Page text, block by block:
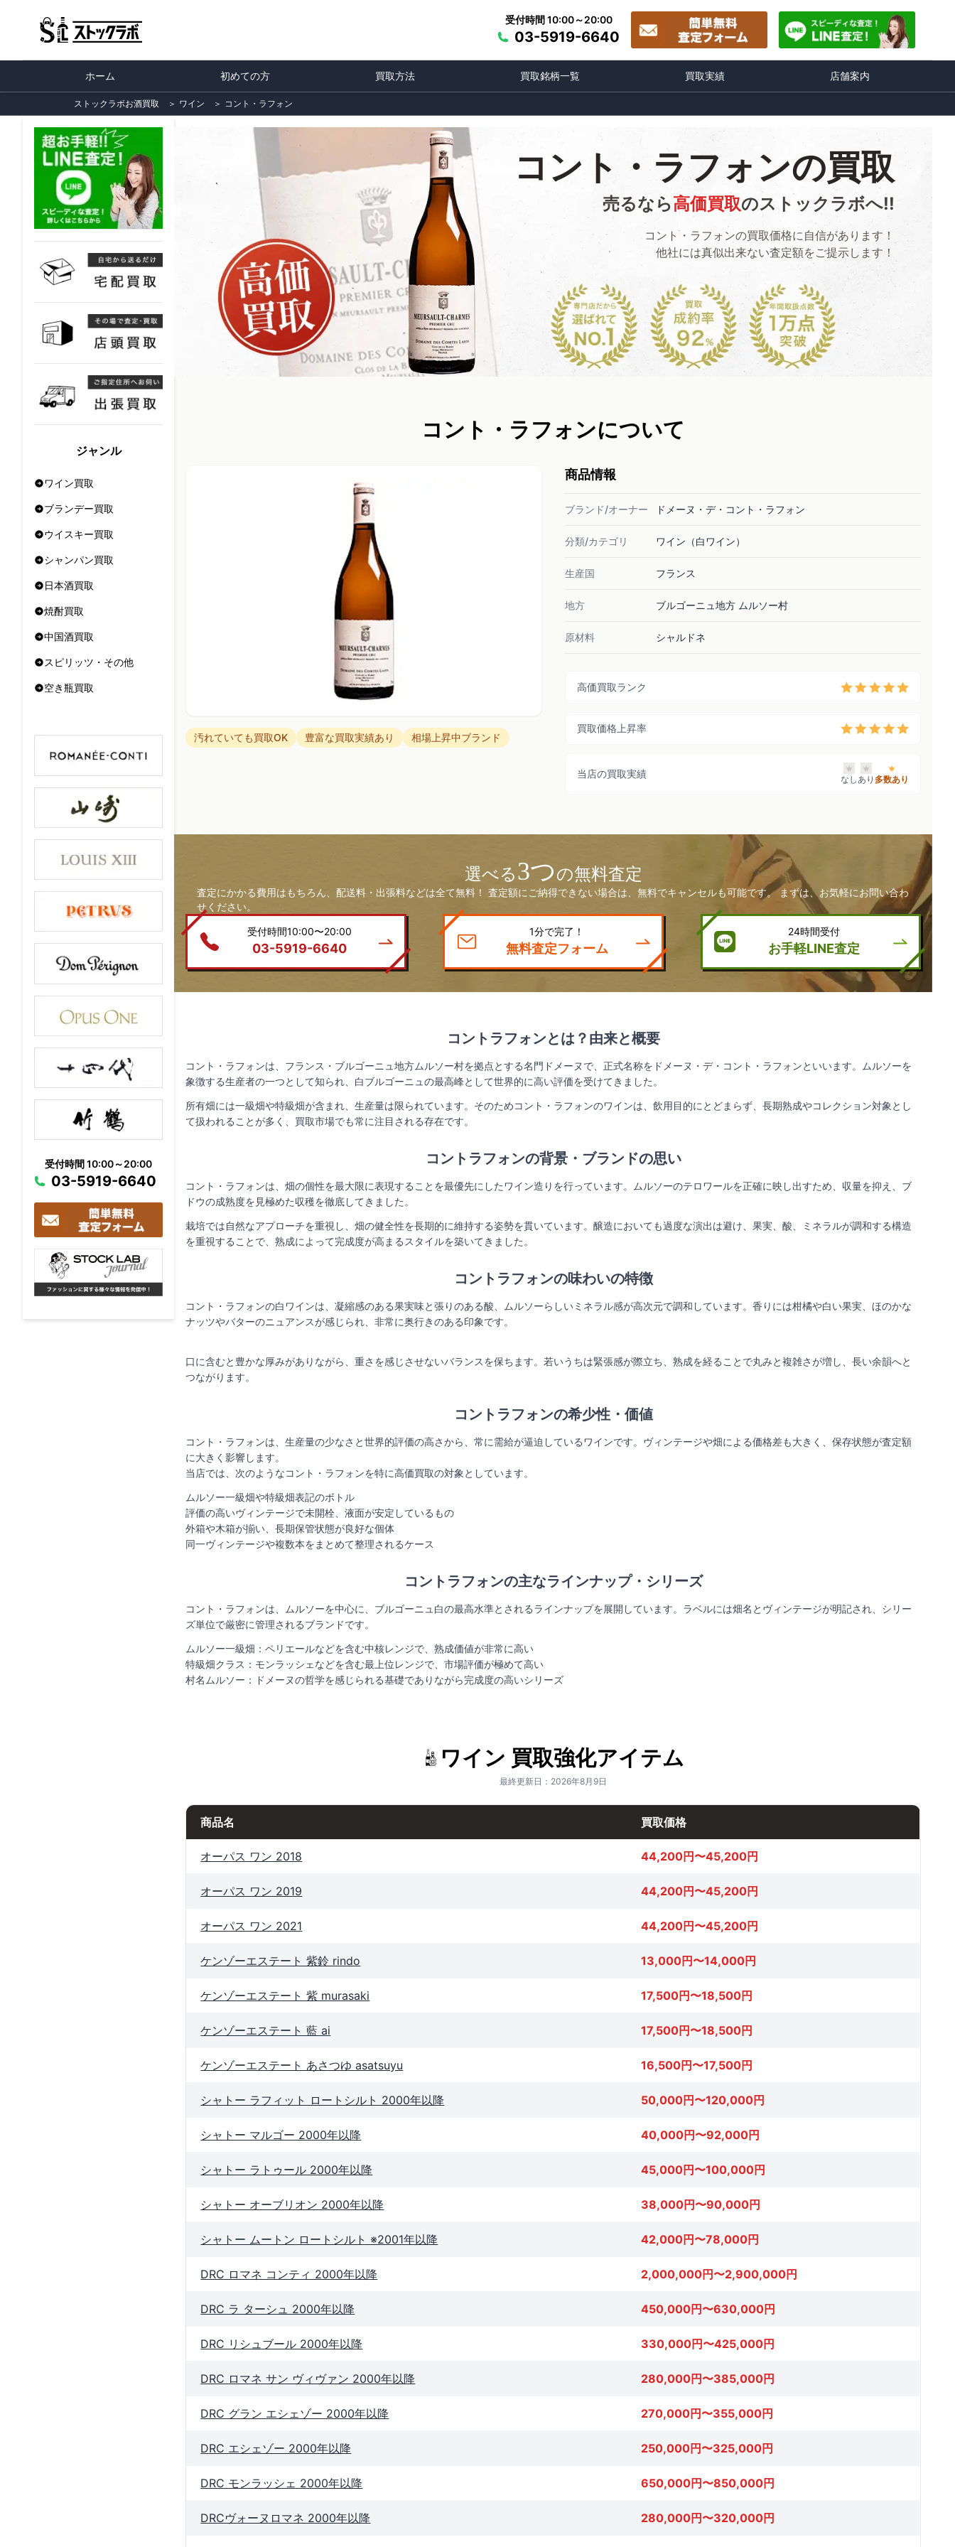
受付時間 10:00～20:00
03-5919-6640
ホーム 初めての方 買取方法 買取銘柄一覧 買取実績 店舗案内
ストックラボお酒買取 ＞ ワイン ＞ コント・ラフォン
ジャンル
ワイン買取
ブランデー買取
ウイスキー買取
シャンパン買取
日本酒買取
焼酎買取
中国酒買取
スピリッツ・その他
空き瓶買取
受付時間 10:00～20:00
03-5919-6640
コント・ラフォンの買取
売るなら高価買取のストックラボへ!!
コント・ラフォンの買取価格に自信があります！
他社には真似出来ない査定額をご提示します！
コント・ラフォンについて
汚れていても買取OK 豊富な買取実績あり 相場上昇中ブランド
商品情報
ブランド/オーナー ドメーヌ・デ・コント・ラフォン
分類/カテゴリ ワイン（白ワイン）
生産国 フランス
地方 ブルゴーニュ地方 ムルソー村
原材料 シャルドネ
高価買取ランク
買取価格上昇率
当店の買取実績 なし あり 多数あり
選べる3つの無料査定
査定にかかる費用はもちろん、配送料・出張料などは全て無料！ 査定額にご納得できない場合は、無料でキャンセルも可能です。 まずは、お気軽にお問い合わ
せください。
受付時間10:00〜20:00
03-5919-6640
1分で完了！
無料査定フォーム
24時間受付
お手軽LINE査定
コントラフォンとは？由来と概要
コント・ラフォンは、フランス・ブルゴーニュ地方ムルソー村を拠点とする名門ドメーヌで、正式名称をドメーヌ・デ・コント・ラフォンといいます。ムルソーを
象徴する生産者の一つとして知られ、白ブルゴーニュの最高峰として世界的に高い評価を受けてきました。
所有畑には一級畑や特級畑が含まれ、生産量は限られています。そのためコント・ラフォンのワインは、飲用目的にとどまらず、長期熟成やコレクション対象とし
て扱われることが多く、買取市場でも常に注目される存在です。
コントラフォンの背景・ブランドの思い
コント・ラフォンは、畑の個性を最大限に表現することを最優先にしたワイン造りを行っています。ムルソーのテロワールを正確に映し出すため、収量を抑え、ブ
ドウの成熟度を見極めた収穫を徹底してきました。
栽培では自然なアプローチを重視し、畑の健全性を長期的に維持する姿勢を貫いています。醸造においても過度な演出は避け、果実、酸、ミネラルが調和する構造
を重視することで、熟成によって完成度が高まるスタイルを築いてきました。
コントラフォンの味わいの特徴
コント・ラフォンの白ワインは、凝縮感のある果実味と張りのある酸、ムルソーらしいミネラル感が高次元で調和しています。香りには柑橘や白い果実、ほのかな
ナッツやバターのニュアンスが感じられ、非常に奥行きのある印象です。
口に含むと豊かな厚みがありながら、重さを感じさせないバランスを保ちます。若いうちは緊張感が際立ち、熟成を経ることで丸みと複雑さが増し、長い余韻へと
つながります。
コントラフォンの希少性・価値
コント・ラフォンは、生産量の少なさと世界的評価の高さから、常に需給が逼迫しているワインです。ヴィンテージや畑による価格差も大きく、保存状態が査定額
に大きく影響します。
当店では、次のようなコント・ラフォンを特に高価買取の対象としています。
ムルソー一級畑や特級畑表記のボトル
評価の高いヴィンテージで未開栓、液面が安定しているもの
外箱や木箱が揃い、長期保管状態が良好な個体
同一ヴィンテージや複数本をまとめて整理されるケース
コントラフォンの主なラインナップ・シリーズ
コント・ラフォンは、ムルソーを中心に、ブルゴーニュ白の最高水準とされるラインナップを展開しています。ラベルには畑名とヴィンテージが明記され、シリー
ズ単位で厳密に管理されるブランドです。
ムルソー一級畑：ペリエールなどを含む中核レンジで、熟成価値が非常に高い
特級畑クラス：モンラッシェなどを含む最上位レンジで、市場評価が極めて高い
村名ムルソー：ドメーヌの哲学を感じられる基礎でありながら完成度の高いシリーズ
ワイン 買取強化アイテム
最終更新日：2026年8月9日
商品名 買取価格
オーパス ワン 2018 44,200円〜45,200円
オーパス ワン 2019 44,200円〜45,200円
オーパス ワン 2021 44,200円〜45,200円
ケンゾーエステート 紫鈴 rindo 13,000円〜14,000円
ケンゾーエステート 紫 murasaki 17,500円〜18,500円
ケンゾーエステート 藍 ai 17,500円〜18,500円
ケンゾーエステート あさつゆ asatsuyu 16,500円〜17,500円
シャトー ラフィット ロートシルト 2000年以降 50,000円〜120,000円
シャトー マルゴー 2000年以降 40,000円〜92,000円
シャトー ラトゥール 2000年以降 45,000円〜100,000円
シャトー オーブリオン 2000年以降 38,000円〜90,000円
シャトー ムートン ロートシルト ※2001年以降 42,000円〜78,000円
DRC ロマネ コンティ 2000年以降 2,000,000円〜2,900,000円
DRC ラ ターシュ 2000年以降 450,000円〜630,000円
DRC リシュブール 2000年以降 330,000円〜425,000円
DRC ロマネ サン ヴィヴァン 2000年以降 280,000円〜385,000円
DRC グラン エシェゾー 2000年以降 270,000円〜355,000円
DRC エシェゾー 2000年以降 250,000円〜325,000円
DRC モンラッシェ 2000年以降 650,000円〜850,000円
DRCヴォーヌロマネ 2000年以降 280,000円〜320,000円